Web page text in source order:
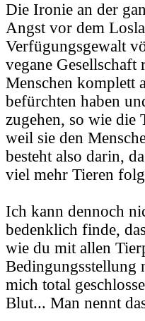
Die Ironie an der
Angst vor dem
Verfügungsgewalt
vegane
Menschen komplett
befürchten haben
zugehen, so wie die
weil sie den
besteht also darin,
viel mehr Tieren
Ich kann dennoch
bedenklich finde,
wie du mit allen
Bedingungsstellung
mich total
Blut... Man nennt